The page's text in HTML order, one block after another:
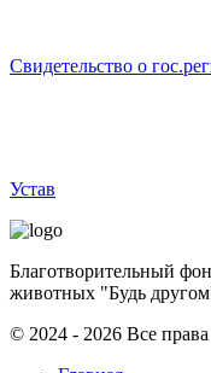
Свидетельство о
Устав
Благотворительный
животных "Будь
© 2024 - 2026 Все